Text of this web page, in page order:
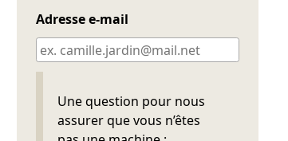
Adresse e-mail
Une question pour nous
assurer que vous n’êtes
Ne pas remplir